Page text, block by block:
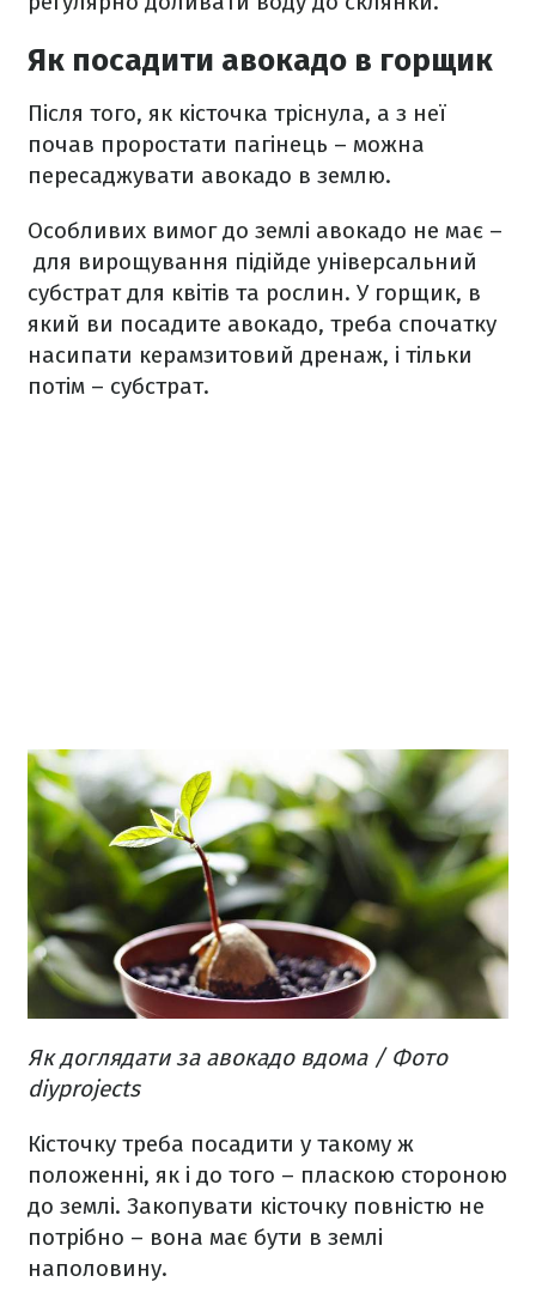
Як посадити авокадо в горщик
Після того, як кісточка тріснула, а з неї
почав проростати пагінець – можна
пересаджувати авокадо в землю.
Особливих вимог до землі авокадо не має –
для вирощування підійде універсальний
субстрат для квітів та рослин. У горщик, в
який ви посадите авокадо, треба спочатку
насипати керамзитовий дренаж, і тільки
потім – субстрат.
Як доглядати за авокадо вдома / Фото
diyprojects
Кісточку треба посадити у такому ж
положенні, як і до того – пласкою стороною
до землі. Закопувати кісточку повністю не
потрібно – вона має бути в землі
наполовину.